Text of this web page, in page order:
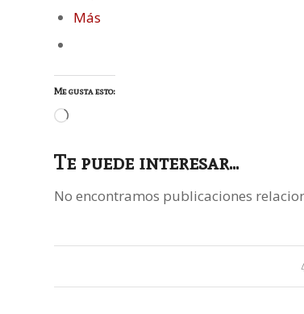
Más
Me gusta esto:
Cargando...
Te puede interesar...
No encontramos publicaciones